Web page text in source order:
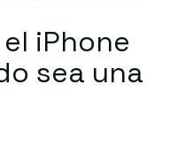
iPhone
sea una